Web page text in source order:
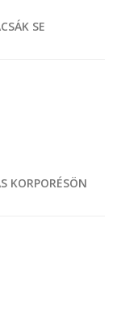
SE
KORPORÉSÖN